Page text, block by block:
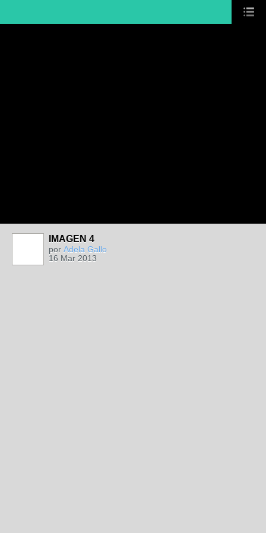
IMAGEN 4
por Adela Gallo
16 Mar 2013